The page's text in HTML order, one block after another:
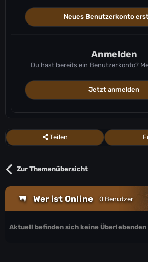
Neues Benutzerkonto
Anmelden
Du hast bereits ein Benutzerkonto?
Jetzt anmelden
Teilen
Zur Themenübersicht
Wer ist Online 0 Benutzer
Aktuell befinden sich keine